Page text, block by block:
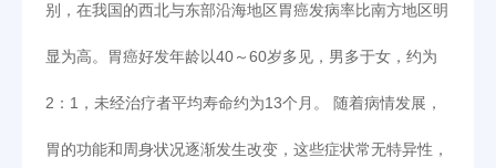
别，在我国的西北与东部沿海地区胃癌发病率比南方地区明
显为高。胃癌好发年龄以40～60岁多见，男多于女，约为
2：1，未经治疗者平均寿命约为13个月。 随着病情发展，
胃的功能和周身状况逐渐发生改变，这些症状常无特异性，